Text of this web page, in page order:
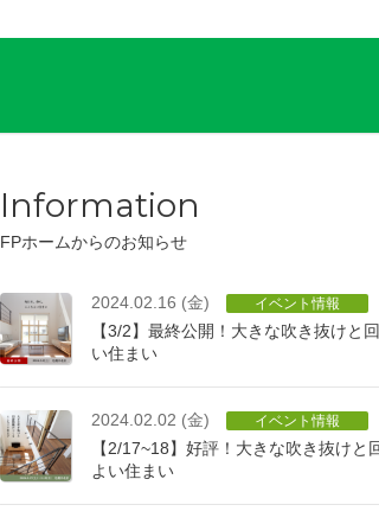
Information
FPホームからのお知らせ
2024.02.16 (金) イベント情報
【3/2】最終公開！大きな吹き抜けと
い住まい
2024.02.02 (金) イベント情報
【2/17~18】好評！大きな吹き抜けと
よい住まい